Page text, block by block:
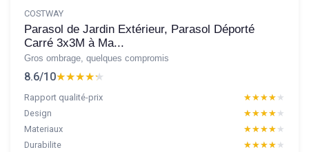
COSTWAY
Parasol de Jardin Extérieur, Parasol Déporté
Carré 3x3M à Ma...
Gros ombrage, quelques compromis
8.6/10★★★★★
★★★★★
Rapport qualité-prix ★★★★★
★★★★★
Design
★★★★★
★★★★★
Materiaux
★★★★★
★★★★★
Durabilite
★★★★★
★★★★★